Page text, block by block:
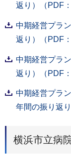
返り）（PDF
中期経営プラ
返り）（PDF
中期経営プラ
返り）（PDF
中期経営プラ
年間の振り返
横浜市立病